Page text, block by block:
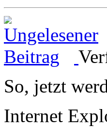
So, jetzt
Internet